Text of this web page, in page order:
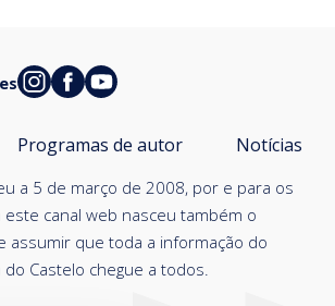
a 5 de março de 2008, por e para os
este canal web nasceu também o
assumir que toda a informação do
Castelo chegue a todos.
Programas de autor Notícias